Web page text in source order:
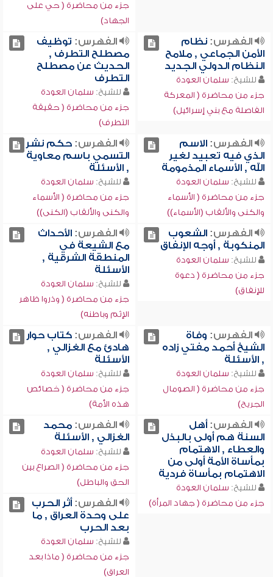
جزء من محاضرة ( حي على
الجهاد)
الفهرس:نظام
الأمن الجماعي , ملامح
النظام الدولي الجديد
للشيخ: سلمان العودة
جزء من محاضرة ( المعركة
الفاصلة مع بني إسرائيل)
الفهرس: توظيف
مصطلح التطرف ,
الحديث عن مصطلح
التطرف
للشيخ: سلمان العودة
جزء من محاضرة ( حقيقة
التطرف)
الفهرس:الاسم
الذي فيه تعبيد لغير
الله , الأسماء المذمومة
للشيخ: سلمان العودة
جزء من محاضرة ( الأسماء
والكنى والألقاب (الأسماء))
الفهرس:حكم نشر
التسمي باسم معاوية
, الأسئلة
للشيخ: سلمان العودة
جزء من محاضرة ( الأسماء
والكنى والألقاب (الكنى))
الفهرس:الشعوب
المنكوبة , أوجه الإنفاق
للشيخ: سلمان العودة
جزء من محاضرة ( دعوة
للإنفاق)
الفهرس:الأحداث
مع الشيعة في
المنطقة الشرقية ,
الأسئلة
للشيخ: سلمان العودة
جزء من محاضرة ( وذروا ظاهر
الإثم وباطنه)
الفهرس: وفاة
الشيخ أحمد مفتي زاده
, الأسئلة
للشيخ: سلمان العودة
جزء من محاضرة ( الصومال
الجريح)
الفهرس:كتاب حوار
هادئ مع الغزالي ,
الأسئلة
للشيخ: سلمان العودة
جزء من محاضرة ( خصائص
هذه الأمة)
الفهرس:أهل
السنة هم أولى بالبذل
والعطاء , الاهتمام
بمأساة الأمة أولى من
الاهتمام بمأساة فردية
للشيخ: سلمان العودة
جزء من محاضرة ( جهاد المرأة)
الفهرس:محمد
الغزالي , الأسئلة
للشيخ: سلمان العودة
جزء من محاضرة ( الصراع بين
الحق والباطل)
الفهرس:أثر الحرب
على وحدة العراق , ما
بعد الحرب
للشيخ: سلمان العودة
جزء من محاضرة ( ماذا بعد
العراق)